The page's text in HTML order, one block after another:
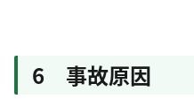
6 事故原因